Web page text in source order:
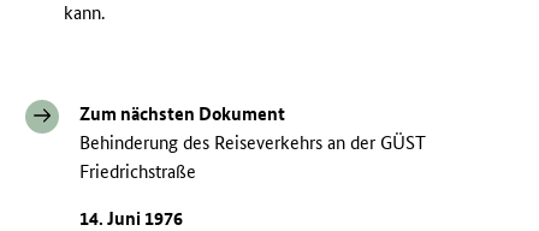
kann.
Zum nächsten Dokument
Behinderung des Reiseverkehrs an der GÜST
Friedrichstraße
14. Juni 1976